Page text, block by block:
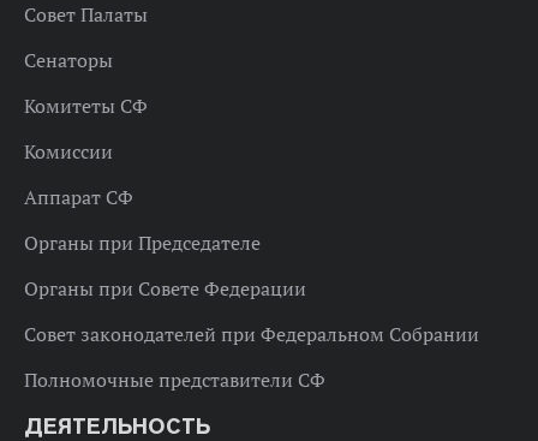
Совет Палаты
Сенаторы
Комитеты СФ
Комиссии
Аппарат СФ
Органы при Председателе
Органы при Совете Федерации
Совет законодателей при Федеральном Собрании
Полномочные представители СФ
ДЕЯТЕЛЬНОСТЬ